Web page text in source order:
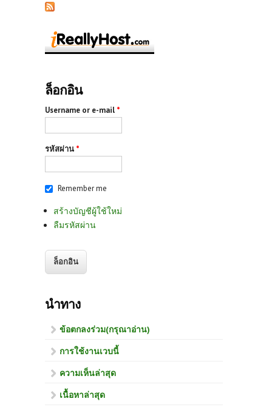
ล็อกอิน
Username or e-mail *
รหัสผ่าน *
Remember me
สร้างบัญชีผู้ใช้ใหม่
ลืมรหัสผ่าน
นำทาง
ข้อตกลงร่วม(กรุณาอ่าน)
การใช้งานเวบนี้
ความเห็นล่าสุด
เนื้อหาล่าสุด